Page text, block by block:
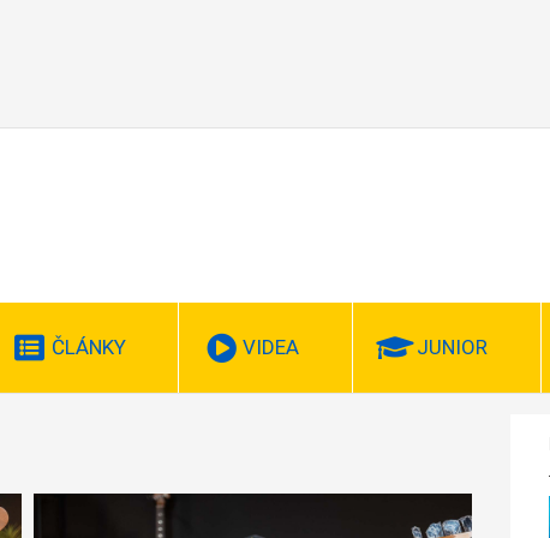
ČLÁNKY VIDEA JUNIOR